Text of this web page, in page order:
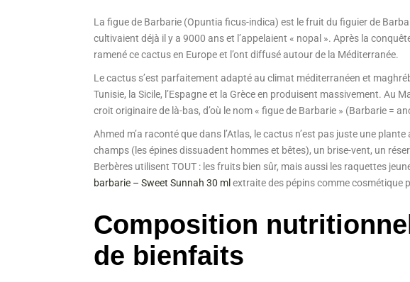
La figue de Barbarie (Opuntia ficus-indica) est le fruit du figuier de
cultivaient déjà il y a 9000 ans et l’appelaient « nopal ». Après la
ramené ce cactus en Europe et l’ont diffusé autour de la Méditerranée.
Le cactus s’est parfaitement adapté au climat méditerranéen et
Tunisie, la Sicile, l’Espagne et la Grèce en produisent massivement. Au
croit originaire de là-bas, d’où le nom « figue de Barbarie » (Barbarie =
Ahmed m’a raconté que dans l’Atlas, le cactus n’est pas juste une
champs (les épines dissuadent hommes et bêtes), un brise-vent, un
Berbères utilisent TOUT : les fruits bien sûr, mais aussi les raquettes
barbarie – Sweet Sunnah 30 ml extraite des pépins comme cosmétique
Composition
de bienfaits